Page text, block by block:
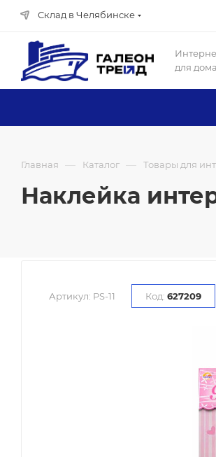
Склад в Челябинске
для
Главная — Каталог — Товары для
Наклейка
Артикул: PS-11 Код: 627209